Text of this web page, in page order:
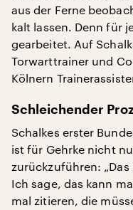
aus der Ferne
kalt lassen. Denn für
gearbeitet. Auf
Torwarttrainer und
Kölnern
Schleichender
Schalkes erster
ist für Gehrke nicht
zurückzuführen:
Ich sage, das kann
mal zitieren, die